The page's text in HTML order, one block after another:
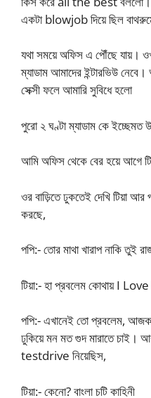
একটা blowjob দিয়ে ছিল
যথা সময়ে অফিস এ পৌঁছে যায়।
ম্যাডাম আমাদের ইন্টারভিউ
সেক্সী ফলে আমারি সুবিধে হলো
পুরো ২ ঘণ্টা ম্যাডাম কে ইচ্ছেমত
আমি অফিস থেকে বের হয়ে আগে
ওর বাড়িতে ঢুকতেই দেখি টিয়া
করছে,
পপি:- তোর মাথা খারাপ নাকি তুই
টিয়া:- হা প্রবলেম কোথায় I
পপি:- এখানেই তো প্রবলেম,
ঢুকিয়ে মন মত গুদ মারাতে চাই।
testdrive নিয়েছিস,
টিয়া:- কেনো? বাংলা চটি কাহিনী